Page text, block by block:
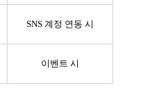
SNS 계정 연동 시
이벤트 시